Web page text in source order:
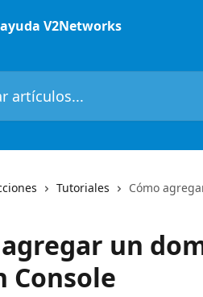
Tutoriales Cómo
un
Console